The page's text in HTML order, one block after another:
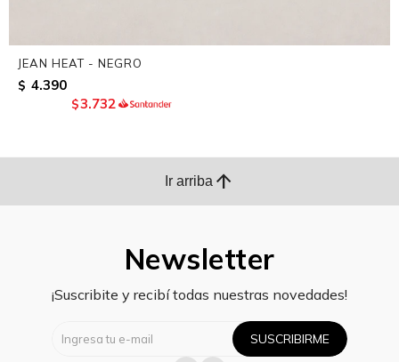
JEAN HEAT - NEGRO
$ 4.390
$3.732
Ir arriba arrow_upward
Newsletter
¡Suscribite y recibí todas nuestras novedades!
SUSCRIBIRME